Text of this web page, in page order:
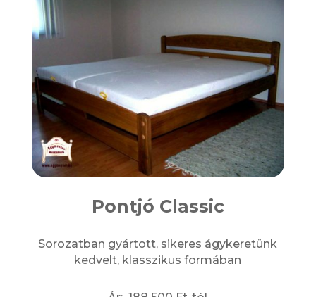
Pontjó Classic
Sorozatban gyártott, sikeres ágykeretünk
kedvelt, klasszikus formában